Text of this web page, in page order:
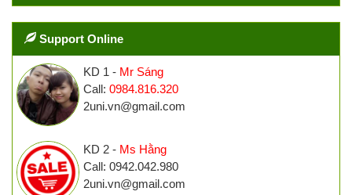
Support Online
KD 1 - Mr Sáng
Call: 0984.816.320
2uni.vn@gmail.com
KD 2 - Ms Hằng
Call: 0942.042.980
2uni.vn@gmail.com